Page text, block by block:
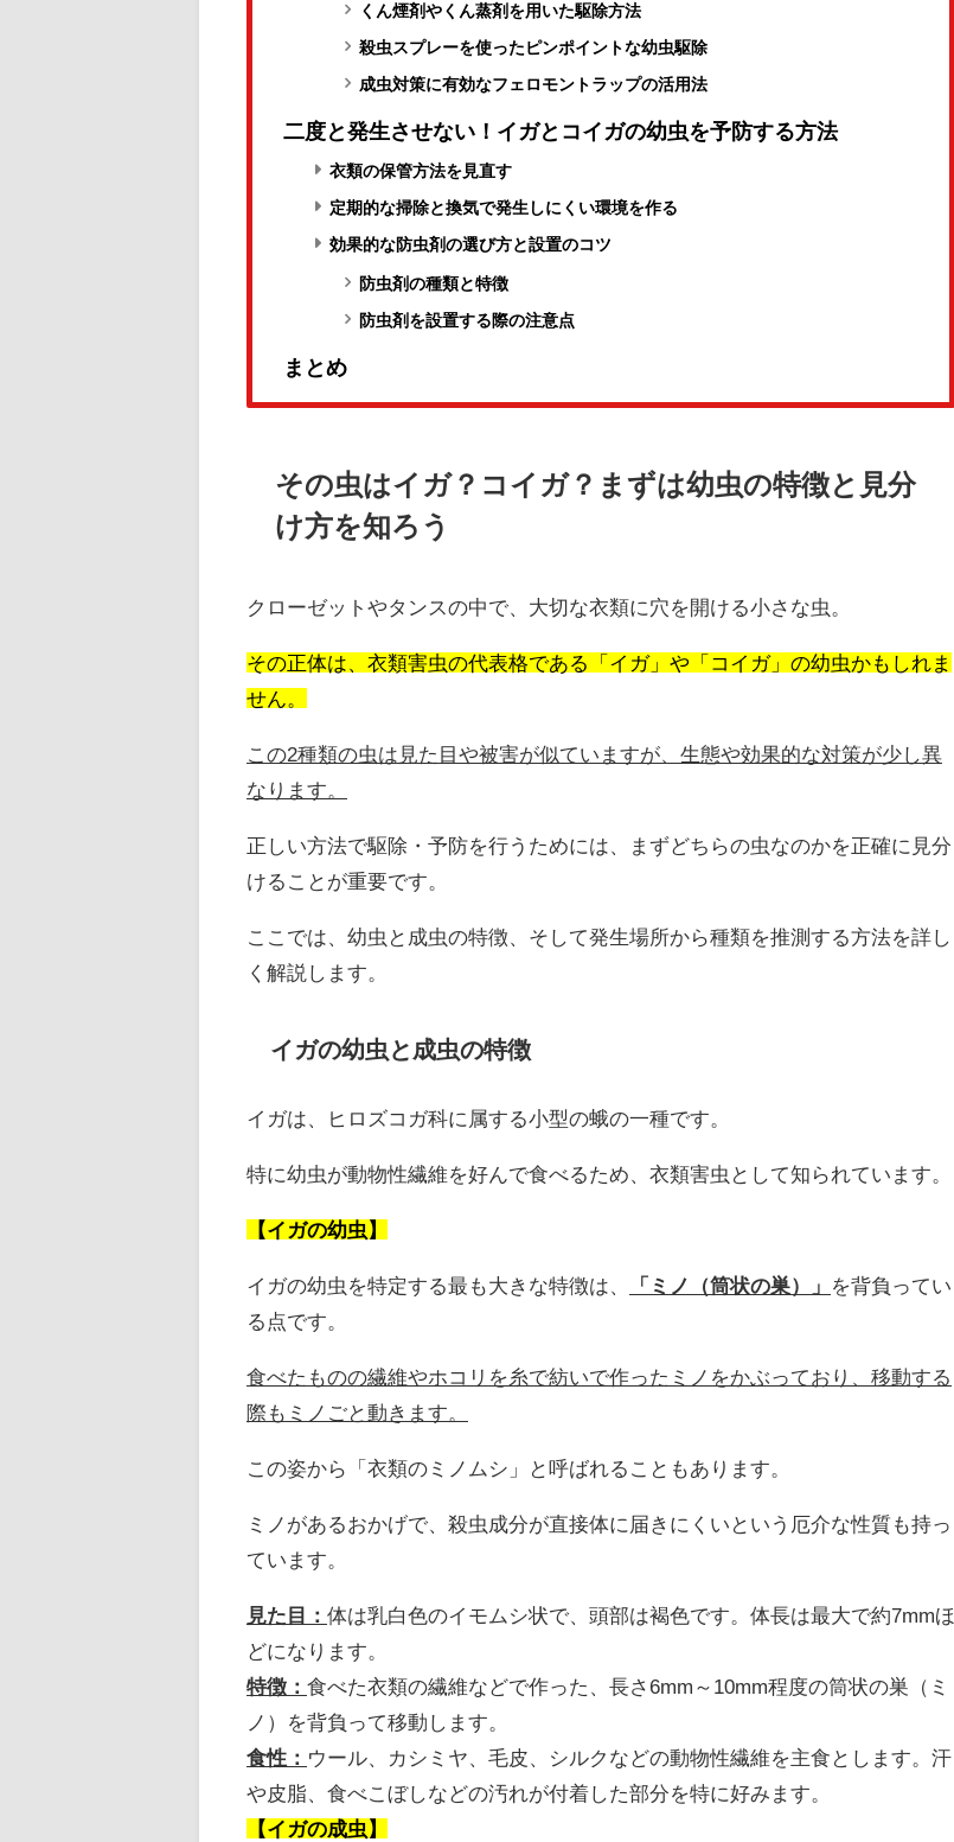
くん煙剤やくん蒸剤を用いた駆除方法
殺虫スプレーを使ったピンポイントな幼虫駆除
成虫対策に有効なフェロモントラップの活用法
二度と発生させない！イガとコイガの幼虫を予防する方法
衣類の保管方法を見直す
定期的な掃除と換気で発生しにくい環境を作る
効果的な防虫剤の選び方と設置のコツ
防虫剤の種類と特徴
防虫剤を設置する際の注意点
まとめ
その虫はイガ？コイガ？まずは幼虫の特徴と見分
け方を知ろう
クローゼットやタンスの中で、大切な衣類に穴を開ける小さな虫。
その正体は、衣類害虫の代表格である「イガ」や「コイガ」の幼虫かもしれま
せん。
この2種類の虫は見た目や被害が似ていますが、生態や効果的な対策が少し異
なります。
正しい方法で駆除・予防を行うためには、まずどちらの虫なのかを正確に見分
けることが重要です。
ここでは、幼虫と成虫の特徴、そして発生場所から種類を推測する方法を詳し
く解説します。
イガの幼虫と成虫の特徴
イガは、ヒロズコガ科に属する小型の蛾の一種です。
特に幼虫が動物性繊維を好んで食べるため、衣類害虫として知られています。
【イガの幼虫】
イガの幼虫を特定する最も大きな特徴は、 「ミノ（筒状の巣）」
を背負ってい
る点です。
食べたものの繊維やホコリを糸で紡いで作ったミノをかぶっており、移動する
際もミノごと動きます。
この姿から「衣類のミノムシ」と呼ばれることもあります。
ミノがあるおかげで、殺虫成分が直接体に届きにくいという厄介な性質も持っ
ています。
見た目： 体は乳白色のイモムシ状で、頭部は褐色です。体長は最大で約7mmほ
どになります。
特徴： 食べた衣類の繊維などで作った、長さ6mm～10mm程度の筒状の巣（ミ
ノ）を背負って移動します。
食性： ウール、カシミヤ、毛皮、シルクなどの動物性繊維を主食とします。汗
や皮脂、食べこぼしなどの汚れが付着した部分を特に好みます。
【イガの成虫】